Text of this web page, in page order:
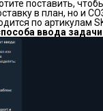
поставить,
в план, но и
по артикулам
ввода задачи